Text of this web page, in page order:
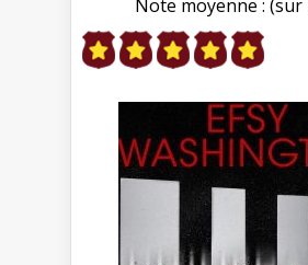
Note moyenne : (sur